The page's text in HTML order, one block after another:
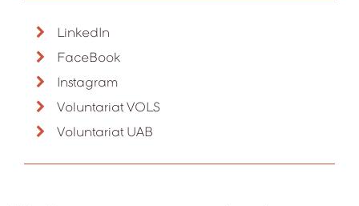
LinkedIn
FaceBook
Instagram
Voluntariat VOLS
Voluntariat UAB